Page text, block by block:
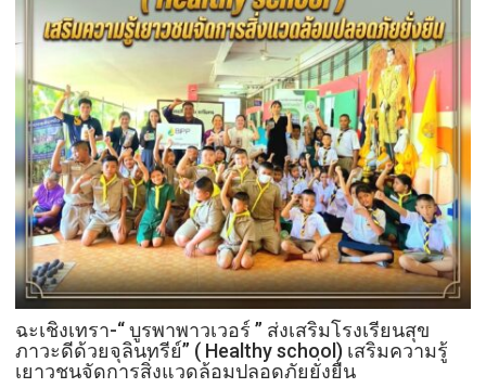
อุดมคติ
นัก
กฎหมาย
ภาย
ใต้
วิกฤติ
ศรัทธา
ฉะเชิงเทรา-​“ บูรพาพาวเวอร์ ” ส่งเสริมโรงเรียนสุข
ภาวะดีด้วยจุลินทรีย์” ( Healthy school) เสริมความรู้
เยาวชนจัดการสิ่งแวดล้อมปลอดภัยยั่งยืน